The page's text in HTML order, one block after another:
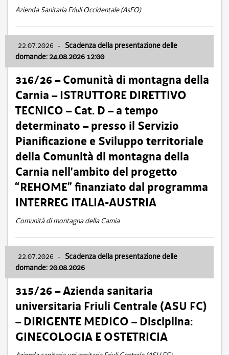
Azienda Sanitaria Friuli Occidentale (AsFO)
22.07.2026 - Scadenza della presentazione delle
domande: 24.08.2026 12:00
316/26 – Comunità di montagna della
Carnia – ISTRUTTORE DIRETTIVO
TECNICO – Cat. D – a tempo
determinato – presso il Servizio
Pianificazione e Sviluppo territoriale
della Comunità di montagna della
Carnia nell’ambito del progetto
“REHOME” finanziato dal programma
INTERREG ITALIA-AUSTRIA
Comunità di montagna della Carnia
22.07.2026 - Scadenza della presentazione delle
domande: 20.08.2026
315/26 – Azienda sanitaria
universitaria Friuli Centrale (ASU FC)
– DIRIGENTE MEDICO – Disciplina:
GINECOLOGIA E OSTETRICIA